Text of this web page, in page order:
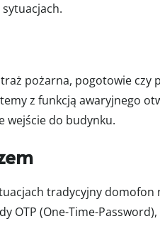
pożarna, pogotowie czy
z funkcją awaryjnego
wejście do budynku.
tradycyjny
OTP (One-Time-